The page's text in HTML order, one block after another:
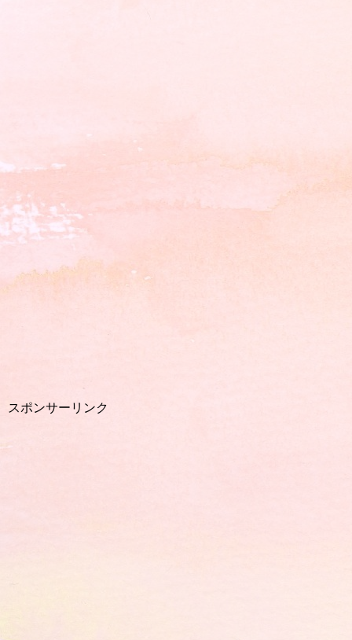
スポンサーリンク